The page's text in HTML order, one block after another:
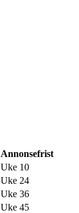
Annonsefrist
Uke 10
Uke 24
Uke 36
Uke 45